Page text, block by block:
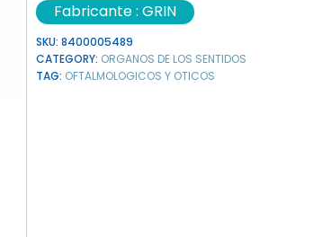
Fabricante : GRIN
SKU: 8400005489
CATEGORY: ORGANOS DE LOS SENTIDOS
TAG: OFTALMOLOGICOS Y OTICOS